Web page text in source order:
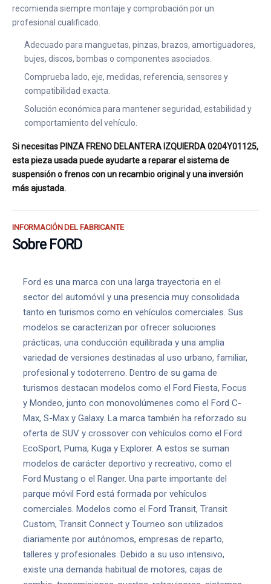
recomienda siempre montaje y comprobación por un
profesional cualificado.
Adecuado para manguetas, pinzas, brazos, amortiguadores,
bujes, discos, bombas o componentes asociados.
Comprueba lado, eje, medidas, referencia, sensores y
compatibilidad exacta.
Solución económica para mantener seguridad, estabilidad y
comportamiento del vehículo.
Si necesitas PINZA FRENO DELANTERA IZQUIERDA 0204Y01125,
esta pieza usada puede ayudarte a reparar el sistema de
suspensión o frenos con un recambio original y una inversión
más ajustada.
INFORMACIÓN DEL FABRICANTE
Sobre FORD
Ford es una marca con una larga trayectoria en el
sector del automóvil y una presencia muy consolidada
tanto en turismos como en vehículos comerciales. Sus
modelos se caracterizan por ofrecer soluciones
prácticas, una conducción equilibrada y una amplia
variedad de versiones destinadas al uso urbano, familiar,
profesional y todoterreno. Dentro de su gama de
turismos destacan modelos como el Ford Fiesta, Focus
y Mondeo, junto con monovolúmenes como el Ford C-
Max, S-Max y Galaxy. La marca también ha reforzado su
oferta de SUV y crossover con vehículos como el Ford
EcoSport, Puma, Kuga y Explorer. A estos se suman
modelos de carácter deportivo y recreativo, como el
Ford Mustang o el Ranger. Una parte importante del
parque móvil Ford está formada por vehículos
comerciales. Modelos como el Ford Transit, Transit
Custom, Transit Connect y Tourneo son utilizados
diariamente por autónomos, empresas de reparto,
talleres y profesionales. Debido a su uso intensivo,
existe una demanda habitual de motores, cajas de